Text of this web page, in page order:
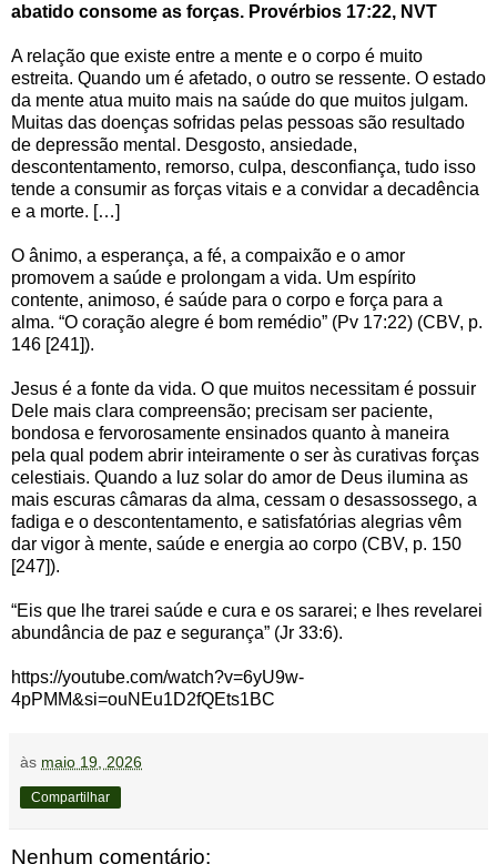
abatido consome as forças. Provérbios 17:22, NVT
A relação que existe entre a mente e o corpo é muito
estreita. Quando um é afetado, o outro se ressente. O estado
da mente atua muito mais na saúde do que muitos julgam.
Muitas das doenças sofridas pelas pessoas são resultado
de depressão mental. Desgosto, ansiedade,
descontentamento, remorso, culpa, desconfiança, tudo isso
tende a consumir as forças vitais e a convidar a decadência
e a morte. […]
O ânimo, a esperança, a fé, a compaixão e o amor
promovem a saúde e prolongam a vida. Um espírito
contente, animoso, é saúde para o corpo e força para a
alma. “O coração alegre é bom remédio” (Pv 17:22) (CBV, p.
146 [241]).
Jesus é a fonte da vida. O que muitos necessitam é possuir
Dele mais clara compreensão; precisam ser paciente,
bondosa e fervorosamente ensinados quanto à maneira
pela qual podem abrir inteiramente o ser às curativas forças
celestiais. Quando a luz solar do amor de Deus ilumina as
mais escuras câmaras da alma, cessam o desassossego, a
fadiga e o descontentamento, e satisfatórias alegrias vêm
dar vigor à mente, saúde e energia ao corpo (CBV, p. 150
[247]).
“Eis que lhe trarei saúde e cura e os sararei; e lhes revelarei
abundância de paz e segurança” (Jr 33:6).
https://youtube.com/watch?v=6yU9w-
4pPMM&si=ouNEu1D2fQEts1BC
às maio 19, 2026
Compartilhar
Nenhum comentário: